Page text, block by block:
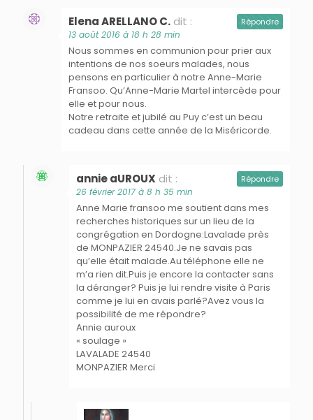
Elena ARELLANO C. dit :
13 août 2016 à 18 h 28 min
Nous sommes en communion pour prier aux
intentions de nos soeurs malades, nous
pensons en particulier à notre Anne-Marie
Fransoo. Qu’Anne-Marie Martel intercède pour
elle et pour nous.
Notre retraite et jubilé au Puy c’est un beau
cadeau dans cette année de la Miséricorde.
Répondre
annie aUROUX dit :
26 février 2017 à 8 h 35 min
Anne Marie fransoo me soutient dans mes
recherches historiques sur un lieu de la
congrégation en Dordogne:Lavalade près
de MONPAZIER 24540.Je ne savais pas
qu’elle était malade.Au téléphone elle ne
m’a rien dit.Puis je encore la contacter sans
la déranger? Puis je lui rendre visite à Paris
comme je lui en avais parlé?Avez vous la
possibilité de me répondre?
Annie auroux
« soulage »
LAVALADE 24540
MONPAZIER Merci
Répondre